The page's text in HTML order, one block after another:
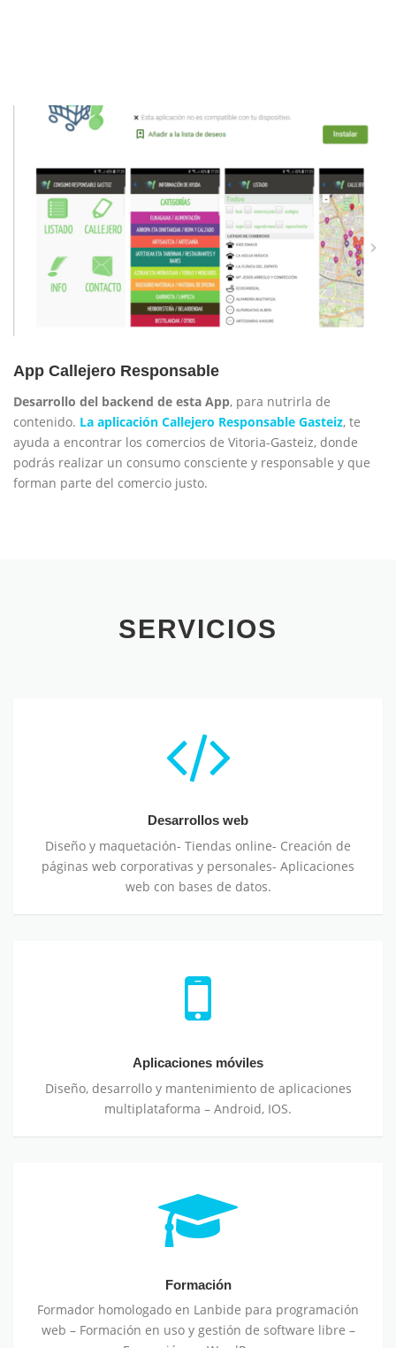
App Callejero Responsable
Desarrollo del backend de esta App, para nutrirla de
contenido. La aplicación Callejero Responsable Gasteiz, te
ayuda a encontrar los comercios de Vitoria-Gasteiz, donde
podrás realizar un consumo consciente y responsable y que
forman parte del comercio justo.
SERVICIOS
Desarrollos web
Diseño y maquetación- Tiendas online- Creación de
páginas web corporativas y personales- Aplicaciones
web con bases de datos.
Aplicaciones móviles
Diseño, desarrollo y mantenimiento de aplicaciones
multiplataforma – Android, IOS.
Formación
Formador homologado en Lanbide para programación
web – Formación en uso y gestión de software libre –